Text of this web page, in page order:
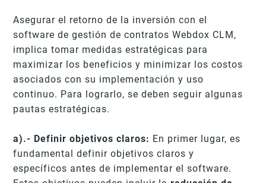
Asegurar el retorno de la inversión con el
software de gestión de contratos Webdox CLM,
implica tomar medidas estratégicas para
maximizar los beneficios y minimizar los costos
asociados con su implementación y uso
continuo. Para lograrlo, se deben seguir algunas
pautas estratégicas.
a).- Definir objetivos claros: En primer lugar, es
fundamental definir objetivos claros y
específicos antes de implementar el software.